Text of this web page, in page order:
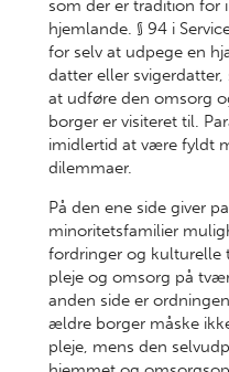
som der er tradition for
hjemlande. § 94 i
for selv at udpege en
datter eller
at udføre den omsorg
borger er visiteret til.
imidlertid at være fyldt
dilemmaer.
På den ene side giver
minoritetsfamilier
fordringer og kulturelle
pleje og omsorg på
anden side er
ældre borger måske
pleje, mens den